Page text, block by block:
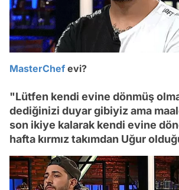
MasterChef evi?
"Lütfen kendi evine dönmüş
dediğinizi duyar gibiyiz ama
son ikiye kalarak kendi evine
hafta kırmız takımdan Uğur